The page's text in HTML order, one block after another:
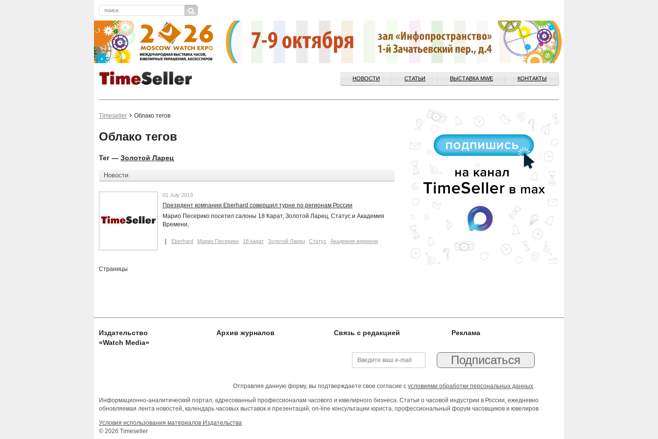
НОВОСТИ СТАТЬИ ВЫСТАВКА MWE КОНТАКТЫ
Timeseller Облако тегов
Облако тегов
Тег — Золотой Ларец
Новости
01 July 2013
Президент компании Eberhard совершил турне по регионам России
Марио Песерико посетил салоны 18 Карат, Золотой Ларец, Статус и Академия
Времени,
Eberhard Марио Песерико 18 карат Золотой Ларец Статус Академия времени
Страницы
Издательство
«Watch Media»
Архив журналов Связь с редакцией Реклама
Отправляя данную форму, вы подтверждаете свое согласие с условиями обработки персональных данных.
Информационно-аналитический портал, адресованный профессионалам часового и ювелирного бизнеса. Статьи о часовой индустрии в России, ежедневно
обновляемая лента новостей, календарь часовых выставок и презентаций, on-line консультации юриста, профессиональный форум часовщиков и ювелиров
Условия использования материалов Издательства
© 2026 Timeseller